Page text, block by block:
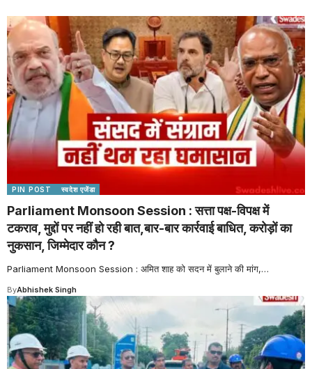
PIN POST स्वदेश एजेंडा
Parliament Monsoon Session : सत्ता पक्ष-विपक्ष में
टकराव, मुद्दों पर नहीं हो रही बात,बार-बार कार्रवाई बाधित, करोड़ों का
नुकसान, जिम्मेदार कौन ?
Parliament Monsoon Session : अमित शाह को सदन में बुलाने की मांग,…
ByAbhishek Singh